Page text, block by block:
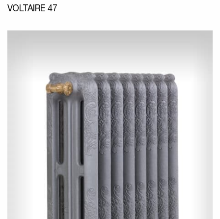
VOLTAIRE 47